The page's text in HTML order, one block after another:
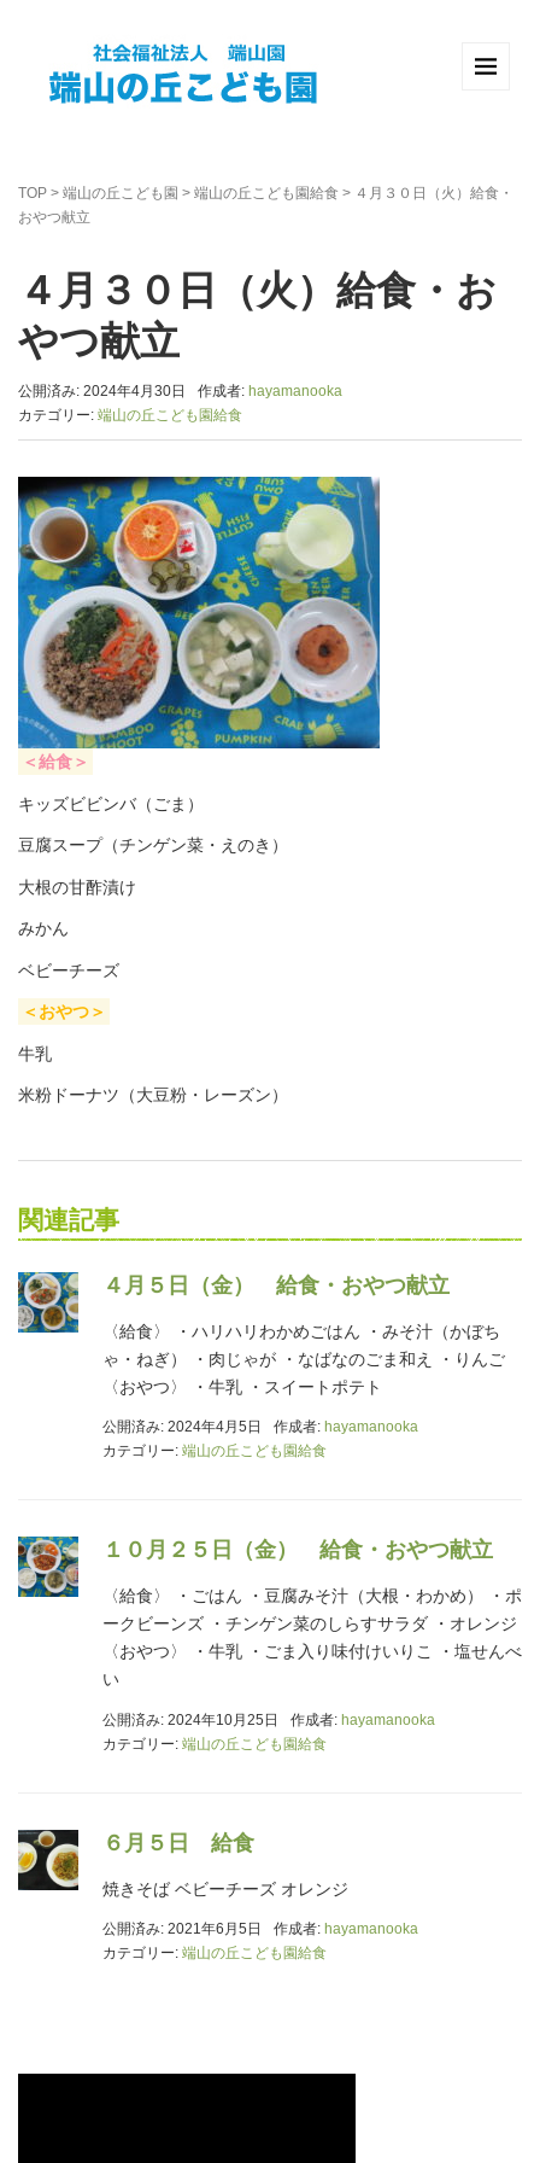
TOP > 端山の丘こども園 > 端山の丘こども園給食 > ４月３０日（火）給食・
おやつ献立
４月３０日（火）給食・お
やつ献立
公開済み: 2024年4月30日 作成者: hayamanooka
カテゴリー: 端山の丘こども園給食
＜給食＞
キッズビビンバ（ごま）
豆腐スープ（チンゲン菜・えのき）
大根の甘酢漬け
みかん
ベビーチーズ
＜おやつ＞
牛乳
米粉ドーナツ（大豆粉・レーズン）
関連記事
４月５日（金） 給食・おやつ献立
〈給食〉 ・ハリハリわかめごはん ・みそ汁（かぼち
ゃ・ねぎ） ・肉じゃが ・なばなのごま和え ・りんご
〈おやつ〉 ・牛乳 ・スイートポテト
公開済み: 2024年4月5日 作成者: hayamanooka
カテゴリー: 端山の丘こども園給食
１０月２５日（金） 給食・おやつ献立
〈給食〉 ・ごはん ・豆腐みそ汁（大根・わかめ） ・ポ
ークビーンズ ・チンゲン菜のしらすサラダ ・オレンジ
〈おやつ〉 ・牛乳 ・ごま入り味付けいりこ ・塩せんべ
い
公開済み: 2024年10月25日 作成者: hayamanooka
カテゴリー: 端山の丘こども園給食
６月５日 給食
焼きそば ベビーチーズ オレンジ
公開済み: 2021年6月5日 作成者: hayamanooka
カテゴリー: 端山の丘こども園給食